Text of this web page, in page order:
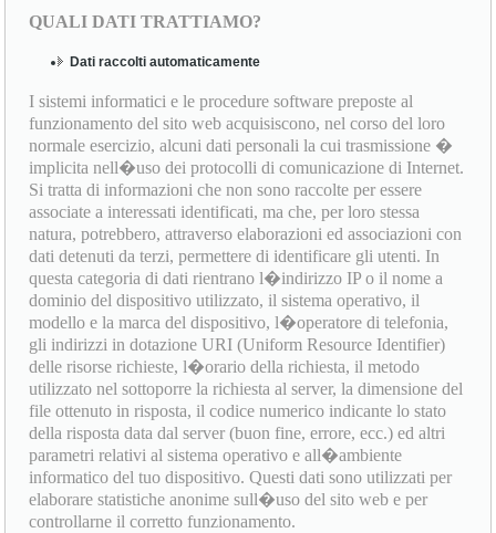
QUALI DATI TRATTIAMO?
Dati raccolti automaticamente
I sistemi informatici e le procedure software preposte al
funzionamento del sito web acquisiscono, nel corso del loro
normale esercizio, alcuni dati personali la cui trasmissione �
implicita nell�uso dei protocolli di comunicazione di Internet.
Si tratta di informazioni che non sono raccolte per essere
associate a interessati identificati, ma che, per loro stessa
natura, potrebbero, attraverso elaborazioni ed associazioni con
dati detenuti da terzi, permettere di identificare gli utenti. In
questa categoria di dati rientrano l�indirizzo IP o il nome a
dominio del dispositivo utilizzato, il sistema operativo, il
modello e la marca del dispositivo, l�operatore di telefonia,
gli indirizzi in dotazione URI (Uniform Resource Identifier)
delle risorse richieste, l�orario della richiesta, il metodo
utilizzato nel sottoporre la richiesta al server, la dimensione del
file ottenuto in risposta, il codice numerico indicante lo stato
della risposta data dal server (buon fine, errore, ecc.) ed altri
parametri relativi al sistema operativo e all�ambiente
informatico del tuo dispositivo. Questi dati sono utilizzati per
elaborare statistiche anonime sull�uso del sito web e per
controllarne il corretto funzionamento.